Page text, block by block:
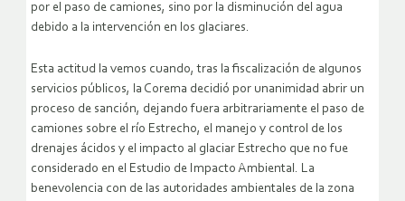
por el paso de camiones, sino por la disminución del agua
debido a la intervención en los glaciares.
Esta actitud la vemos cuando, tras la fiscalización de algunos
servicios públicos, la Corema decidió por unanimidad abrir un
proceso de sanción, dejando fuera arbitrariamente el paso de
camiones sobre el río Estrecho, el manejo y control de los
drenajes ácidos y el impacto al glaciar Estrecho que no fue
considerado en el Estudio de Impacto Ambiental. La
benevolencia con de las autoridades ambientales de la zona